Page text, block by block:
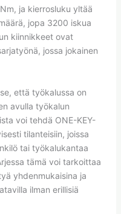
ja kierrosluku yltää
jopa 3200 iskua
kiinnikkeet ovat
jossa jokainen
että työkalussa on
avulla työkalun
voi tehdä ONE-KEY-
tilanteisiin, joissa
tai työkalukantaa
tämä voi tarkoittaa
yhdenmukaisina ja
ilman erillisiä